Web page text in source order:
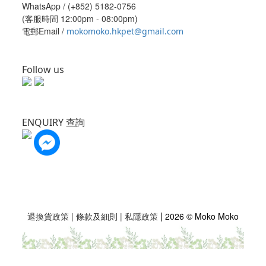
WhatsApp / (+852) 5182-0756
(客服時間 12:00pm - 08:00pm)
電郵Email / mokomoko.hkpet@gmail.com
Follow us
ENQUIRY 查詢
退換貨政策 | 條款及細則 | 私隱政策 | 2026 © Moko Moko